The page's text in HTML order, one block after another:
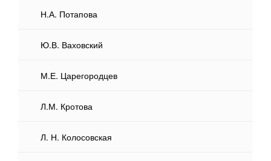
Н.А. Потапова
Ю.В. Ваховский
М.Е. Царегородцев
Л.М. Кротова
Л. Н. Колосовская